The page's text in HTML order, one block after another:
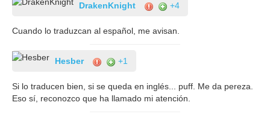
DrakenKnight +4
Cuando lo traduzcan al español, me avisan.
Hesber +1
Si lo traducen bien, si se queda en inglés... puff. Me da pereza.
Eso sí, reconozco que ha llamado mi atención.